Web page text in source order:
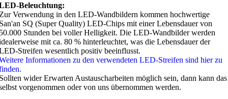
Beleuchtung:
Verwendung in den LED-Wandbildern kommen hochwertige
SQ (Super Quality) LED-Chips mit einer Lebensdauer von
Stunden bei voller Helligkeit. Die LED-Wandbilder werden
mit ca. 80 % hinterleuchtet, was die Lebensdauer der
Streifen wesentlich positiv beeinflusst.
Informationen zu den verwendeten LED-Streifen sind hier zu
wider Erwarten Austauscharbeiten möglich sein, dann kann das
vorgenommen oder von uns übernommen werden.